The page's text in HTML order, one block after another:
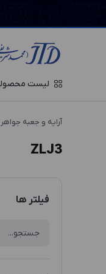
لیست
آرایه و جعبه
ZLJ3
فیلتر ها